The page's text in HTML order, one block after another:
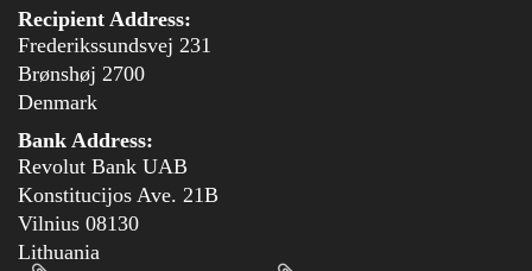
Recipient Address:
Frederikssundsvej 231
2700 Brønshøj
Denmark
Bank Address:
Revolut Bank UAB
Konstitucijos Ave. 21B
08130 Vilnius
Lithuania